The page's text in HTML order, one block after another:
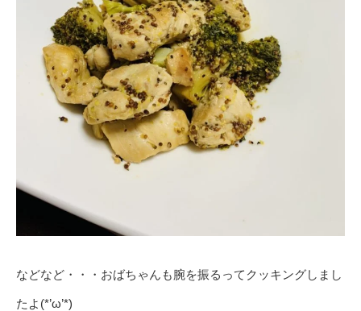
などなど・・・おばちゃんも腕を振るってクッキングしまし
たよ(*’ω’*)